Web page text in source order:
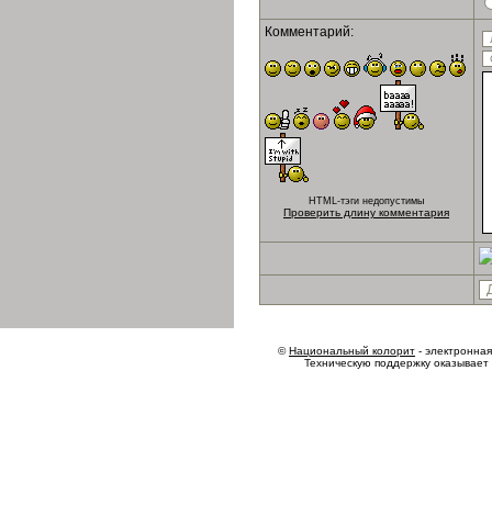
Комментарий:
HTML-тэги недопустимы
Проверить длину комментария
©Национальный колорит -
Техническую поддержку